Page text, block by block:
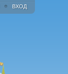
ВХОД